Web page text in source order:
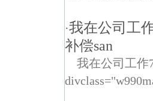
·我在公司工
补偿san
我在公司工作